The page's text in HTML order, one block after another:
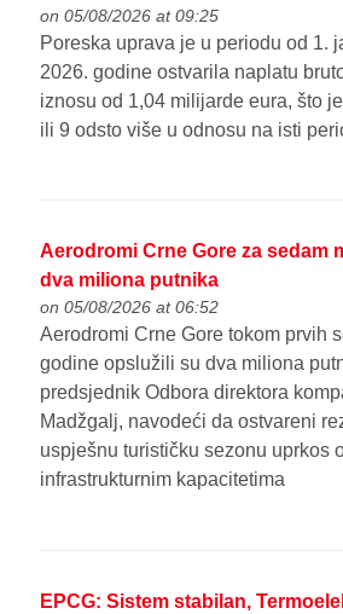
on 05/08/2026 at 09:25
Poreska uprava je u periodu od 1.
2026. godine ostvarila naplatu
iznosu od 1,04 milijarde eura, što
ili 9 odsto više u odnosu na isti
Aerodromi Crne Gore za sedam
dva miliona putnika
on 05/08/2026 at 06:52
Aerodromi Crne Gore tokom prvih
godine opslužili su dva miliona
predsjednik Odbora direktora
Madžgalj, navodeći da ostvareni
uspješnu turističku sezonu uprkos
infrastrukturnim kapacitetima
EPCG: Sistem stabilan,